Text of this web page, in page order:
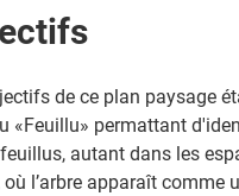
de ce plan paysage
«Feuillu» permattant
autant dans les
où l’arbre apparaît